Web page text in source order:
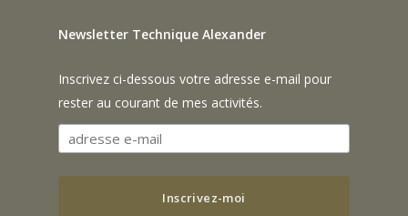
Newsletter Technique Alexander
Inscrivez ci-dessous votre adresse e-mail pour
rester au courant de mes activités.